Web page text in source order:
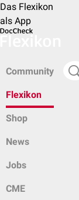
Das Flexikon
als App
Community
Flexikon
Shop
News
Jobs
CME